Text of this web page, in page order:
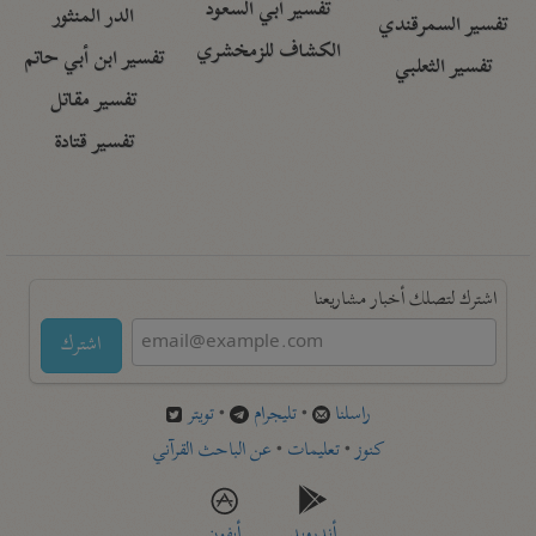
تفسير السمرقندي
تفسير الثعلبي
تفسير أبي السعود
الكشاف للزمخشري
الدر المنثور
تفسير ابن أبي حاتم
تفسير مقاتل
تفسير قتادة
اشترك لتصلك أخبار مشاريعنا
اشترك
راسلنا •تليجرام •تويتر
كنوز•تعليمات •عن الباحث القرآني